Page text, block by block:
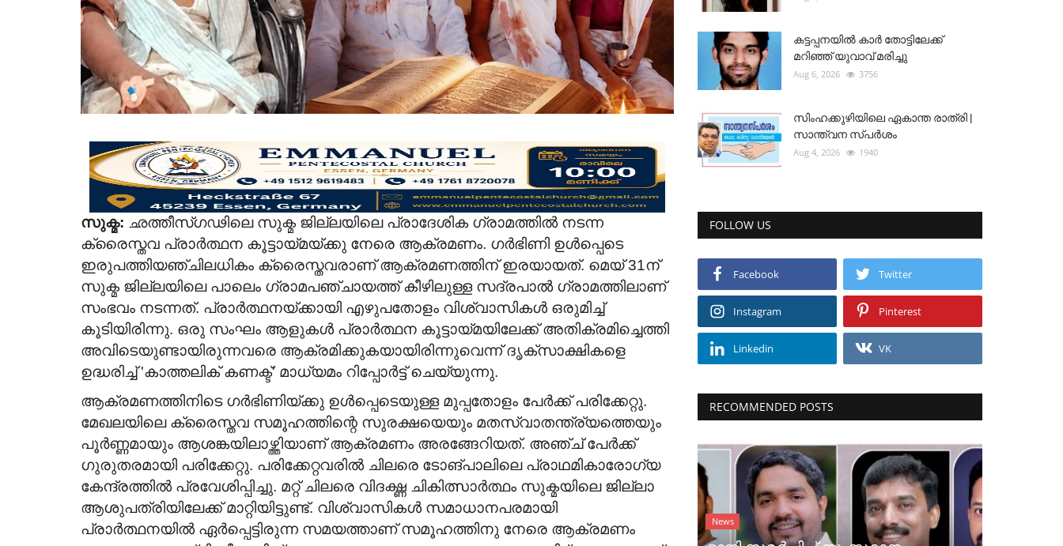
സുക്മ: ഛത്തീസ്ഗഢിലെ സുക്മ ജില്ലയിലെ പ്രാദേശിക ഗ്രാമത്തിൽ നടന്ന
ക്രൈസ്തവ പ്രാർത്ഥന കൂട്ടായ്മയ്ക്കു നേരെ ആക്രമണം. ഗർഭിണി ഉൾപ്പെടെ
ഇരുപത്തിയഞ്ചിലധികം ക്രൈസ്തവരാണ് ആക്രമണത്തിന് ഇരയായത്. മെയ് 31ന്
സുക്മ ജില്ലയിലെ പാലെം ഗ്രാമപഞ്ചായത്ത് കീഴിലുള്ള സദ്രപാൽ ഗ്രാമത്തിലാണ്
സംഭവം നടന്നത്. പ്രാര്‍ത്ഥനയ്ക്കായി എഴുപതോളം വിശ്വാസികള്‍ ഒരുമിച്ച്
കൂടിയിരിന്നു. ഒരു സംഘം ആളുകള്‍ പ്രാർത്ഥന കൂട്ടായ്മയിലേക്ക് അതിക്രമിച്ചെത്തി
അവിടെയുണ്ടായിരുന്നവരെ ആക്രമിക്കുകയായിരിന്നുവെന്ന് ദൃക്സാക്ഷികളെ
ഉദ്ധരിച്ച് 'കാത്തലിക് കണക്ട്' മാധ്യമം റിപ്പോര്‍ട്ട് ചെയ്യുന്നു.
ആക്രമണത്തിനിടെ ഗര്‍ഭിണിയ്ക്കു ഉള്‍പ്പെടെയുള്ള മുപ്പതോളം പേര്‍ക്ക് പരിക്കേറ്റു.
മേഖലയിലെ ക്രൈസ്തവ സമൂഹത്തിന്റെ സുരക്ഷയെയും മതസ്വാതന്ത്ര്യത്തെയും
പൂര്‍ണ്ണമായും ആശങ്കയിലാഴ്ത്തിയാണ് ആക്രമണം അരങ്ങേറിയത്. അഞ്ച് പേർക്ക്
ഗുരുതരമായി പരിക്കേറ്റു. പരിക്കേറ്റവരിൽ ചിലരെ ടോങ്പാലിലെ പ്രാഥമികാരോഗ്യ
കേന്ദ്രത്തില്‍ പ്രവേശിപ്പിച്ചു. മറ്റ് ചിലരെ വിദഗ്ദ്ധ ചികിത്സാര്‍ത്ഥം സുക്മയിലെ ജില്ലാ
ആശുപത്രിയിലേക്ക് മാറ്റിയിട്ടുണ്ട്. വിശ്വാസികൾ സമാധാനപരമായി
പ്രാർത്ഥനയിൽ ഏർപ്പെട്ടിരുന്ന സമയത്താണ് സമൂഹത്തിനു നേരെ ആക്രമണം
കട്ടപ്പനയിൽ കാർ തോട്ടിലേക്ക്
മറിഞ്ഞ് യുവാവ് മരിച്ചു
Aug 6, 2026 3756
സിംഹക്കുഴിയിലെ ഏകാന്ത രാത്രി |
സാന്ത്വന സ്പർശം
Aug 4, 2026 1940
FOLLOW US
Facebook Twitter
Instagram Pinterest
Linkedin VK
RECOMMENDED POSTS
News